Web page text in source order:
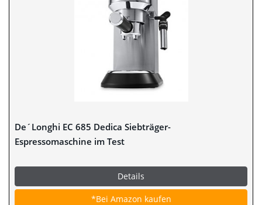
De´Longhi EC 685 Dedica Siebträger-
Espressomaschine im Test
Details
*Bei Amazon kaufen